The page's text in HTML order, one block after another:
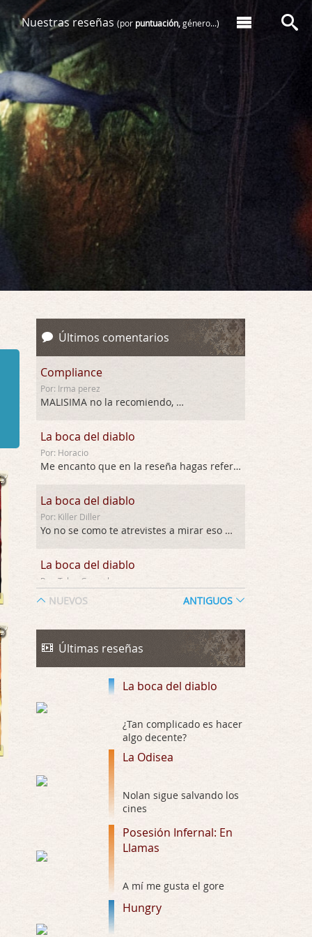
Nuestras reseñas (por puntuación,género...)
Últimos comentarios
Compliance
Por: Irma perez
MALISIMA no la recomiendo, …
La boca del diablo
Por: Horacio
Me encanto que en la reseña hagas referen …
La boca del diablo
Por: Killer Diller
Yo no se como te atrevistes a mirar eso …
La boca del diablo
Por: Talan Gwynek
Pues eso: muertes aburridas y personajes p …
La Odisea
Por: Talan Gwynek
Draghann, las quejas sobre la diversidad s …
Por: Draghann
No sé si entrar en polémicas con respect …
Por: Luar
El señor de las moscas
NUEVOS ANTIGUOS
Últimas reseñas
La boca del diablo
¿Tan complicado es hacer
algo decente?
La Odisea
Nolan sigue salvando los
cines
Posesión Infernal: En
Llamas
A mí me gusta el gore
Hungry